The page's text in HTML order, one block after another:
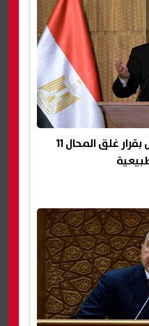
الحكومة تعلن إيقاف العمل بقرار غلق المحال 11